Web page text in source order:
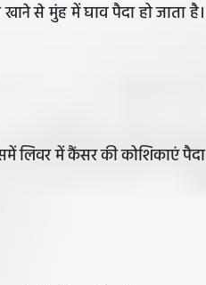
से मुंह में घाव पैदा हो जाता है।
लिवर में कैंसर की कोशिकाएं पैदा